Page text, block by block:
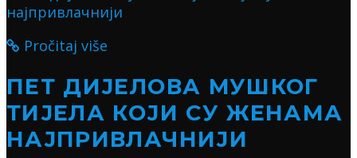
Pročitaj više
ПЕТ ДИЈЕЛОВА МУШКОГ
ТИЈЕЛА КОЈИ СУ ЖЕНАМА
НАЈПРИВЛАЧНИЈИ